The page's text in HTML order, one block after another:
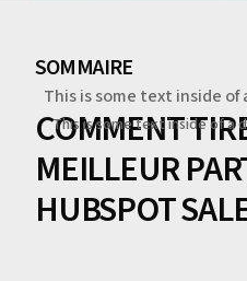
SOMMAIRE
This is some text inside of
This is some text inside of a
COMMENT
MEILLEUR
HUBSPOT